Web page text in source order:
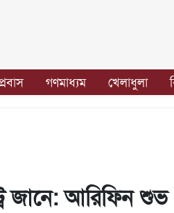
গণমাধ্যম খেলাধুলা
জানে: আরিফিন শুভ